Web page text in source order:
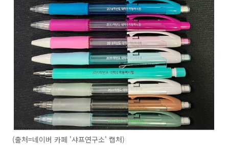
(출처=네이버 카페 '샤프연구소' 캡처)